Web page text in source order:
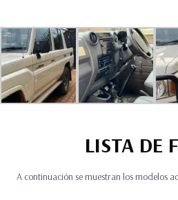
LISTA DE
A continuación se muestran los modelos